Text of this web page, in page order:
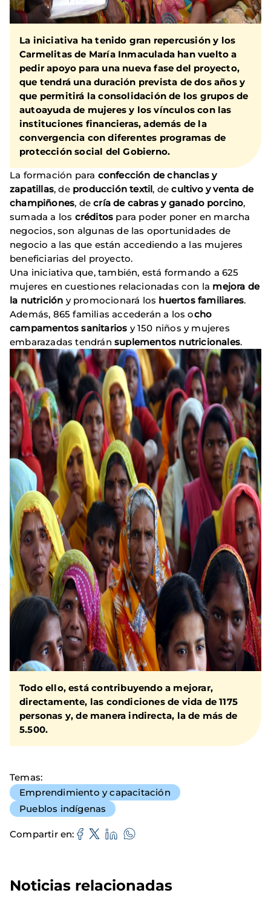
La iniciativa ha tenido gran repercusión y los
Carmelitas de María Inmaculada han vuelto a
pedir apoyo para una nueva fase del proyecto,
que tendrá una duración prevista de dos años y
que permitirá la consolidación de los grupos de
autoayuda de mujeres y los vínculos con las
instituciones financieras, además de la
convergencia con diferentes programas de
protección social del Gobierno.
La formación para confección de chanclas y
zapatillas, de producción textil, decultivo y venta de
champiñones, decría de cabras y ganado porcino,
sumada a los créditos para poder poner en marcha
negocios, son algunas de las oportunidades de
negocio a las que están accediendo a las mujeres
beneficiarias del proyecto.
Una iniciativa que, también, está formando a 625
mujeres en cuestiones relacionadas con la mejora de
la nutrición y promocionará los huertos familiares.
Además, 865 familias accederán a los ocho
campamentos sanitarios y 150 niños y mujeres
embarazadas tendrán suplementos nutricionales.
Todo ello, está contribuyendo a mejorar,
directamente, las condiciones de vida de 1175
personas y, de manera indirecta, la de más de
5.500.
Temas
Emprendimiento y capacitación
Pueblos indígenas
Compartir en
Noticias relacionadas